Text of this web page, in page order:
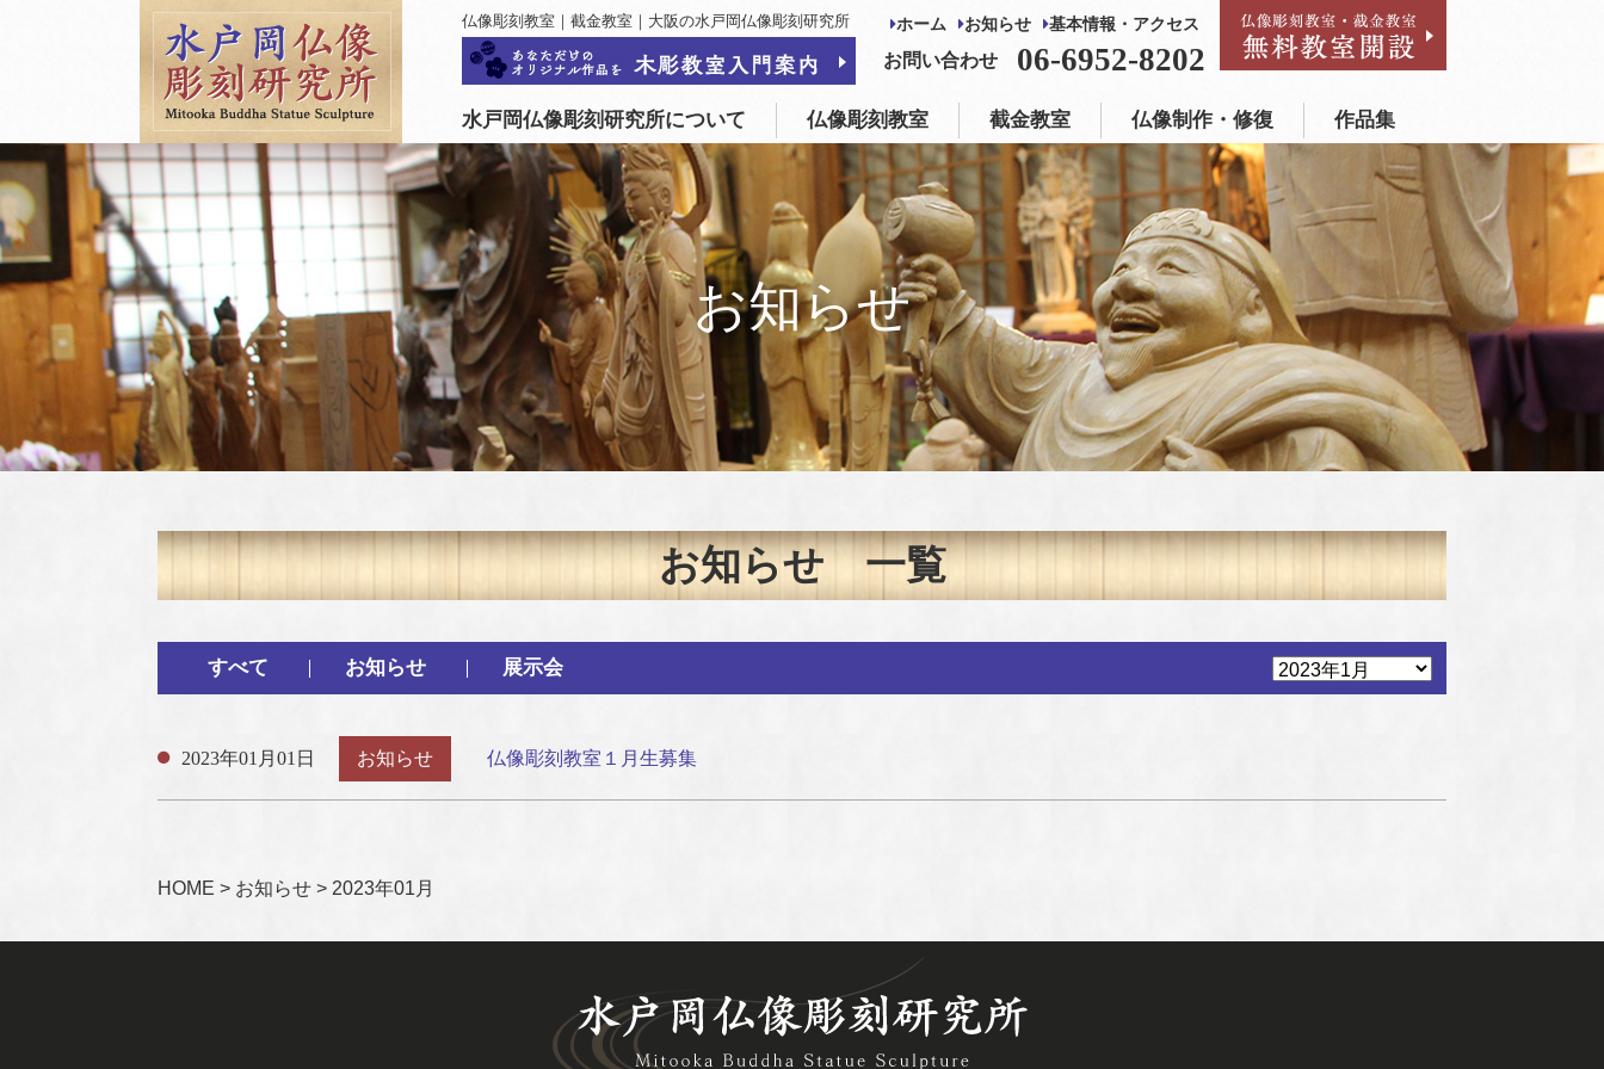
仏像彫刻教室｜截金教室｜大阪の水戸岡仏像彫刻研究所 ホーム お知らせ 基本情報・アクセス
お問い合わせ 06-6952-8202
水戸岡仏像彫刻研究所について 仏像彫刻教室 截金教室 仏像制作・修復 作品集
水戸岡仏像彫刻研究所について 仏像彫刻教室 截金教室 仏像制作・修復 作品集
お知らせ
お知らせ 一覧
すべて お知らせ 展示会
2023年01月01日 お知らせ 仏像彫刻教室１月生募集
HOME > お知らせ > 2023年01月